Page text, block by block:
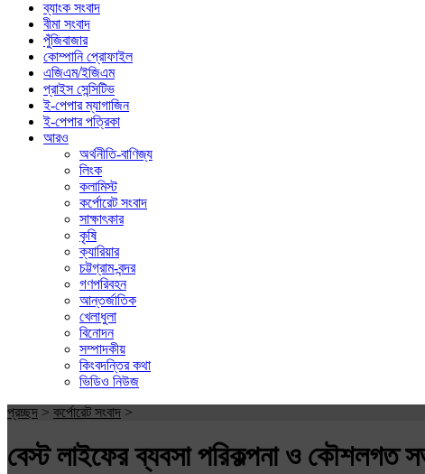
ব্যাংক সংবাদ
বীমা সংবাদ
পুঁজিবাজার
কোম্পানি প্রোফাইল
এজিএম/ইজিএম
প্রাইস সেন্সিটিভ
ই-পেপার ম্যাগাজিন
ই-পেপার পত্রিকা
আরও
অর্থনীতি-বাণিজ্য
লিংক
কলামিস্ট
কর্পোরেট সংবাদ
সাক্ষাৎকার
কৃষি
ক্যারিয়ার
চট্টগ্রাম-বন্দর
গণপরিবহন
আন্তর্জাতিক
খেলাধুলা
বিনোদন
সম্পাদকীয়
কিংবদন্তির কথা
ভিডিও নিউজ
প্রচ্ছদ > কর্পোরেট সংবাদ >
বেস্ট লাইফের ব্যবসা পরিকল্পনা ও কৌশলগত